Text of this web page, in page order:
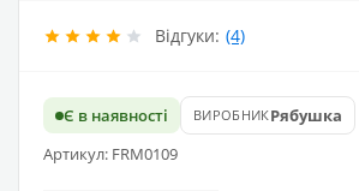
Відгуки: (4)
Є в наявності ВИРОБНИКРябушка
Артикул: FRM0109